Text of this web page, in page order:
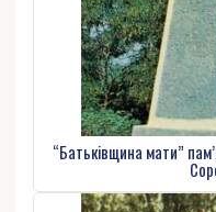
“Батьківщина мати”